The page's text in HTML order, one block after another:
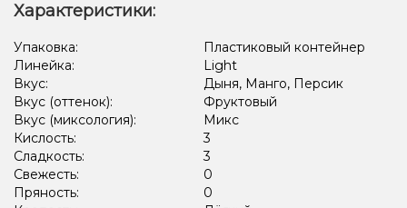
Лимонад, Огурец Ежевика, Желейки
Банан, Орех, Пирог/Кондитерка Мята, Ягоды
Вишня/Черешня, Клубника, Малина
Характеристики:
Упаковка:
Пластиковый контейнер
Линейка:
Light
Вкус:
Дыня, Манго, Персик
Вкус (оттенок):
Фруктовый
Вкус (миксология):
Микс
Кислость:
3
Сладкость:
3
Свежесть:
0
Пряность:
0